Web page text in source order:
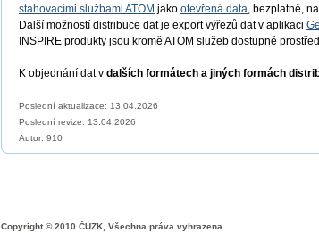
stahovacími službami ATOM jako otevřená data, bezplatně,
Další možností distribuce dat je export výřezů dat v aplikaci
INSPIRE produkty jsou kromě ATOM služeb dostupné
K objednání dat v dalších formátech a jiných formách
Poslední aktualizace: 13.04.2026
Poslední revize: 13.04.2026
Autor: 910
Copyright © 2010 ČÚZK, Všechna práva vyhrazena